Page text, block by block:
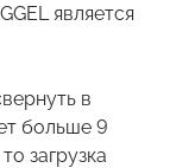
является
в
больше 9
загрузка